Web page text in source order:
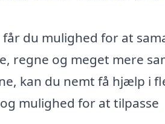
du mulighed for at
regne og meget mere
kan du nemt få hjælp i
mulighed for at tilpasse